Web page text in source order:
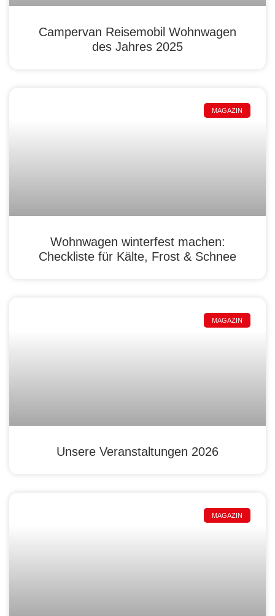
Campervan Reisemobil Wohnwagen
des Jahres 2025
MAGAZIN
Wohnwagen winterfest machen:
Checkliste für Kälte, Frost & Schnee
MAGAZIN
Unsere Veranstaltungen 2026
MAGAZIN